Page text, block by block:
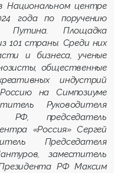
Национальном центре
года по поручению
Путина. Площадка
101 страны. Среди них
и бизнеса, ученые
общественные
индустрий
на Симпозиуме
Руководителя
РФ, председатель
«Россия» Сергей
Председателя
заместитель
РФ Максим